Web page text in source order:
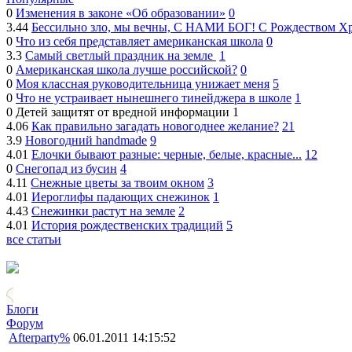
0 Изменения в законе «Об образовании» 0
3.44 Бессильно зло, мы вечны, С НАМИ БОГ! С Рождеством
0 Что из себя представляет американская школа 0
3.3 Самый светлый праздник на земле 1
0 Американская школа лучше российской? 0
0 Моя классная руководительница унижает меня 5
0 Что не устраивает нынешнего тинейджера в школе 1
0 Детей защитят от вредной информации 1
4.06 Как правильно загадать новогоднее желание? 21
3.9 Новогодний handmade 9
4.01 Елочки бывают разные: черные, белые, красные... 12
0 Снегопад из бусин 4
4.11 Снежные цветы за твоим окном 3
4.01 Иероглифы падающих снежинок 1
4.43 Снежинки растут на земле 2
4.01 История рождественских традиций 5
все статьи
Блоги
Форум
Afterparty% 06.01.2011 14:15:52